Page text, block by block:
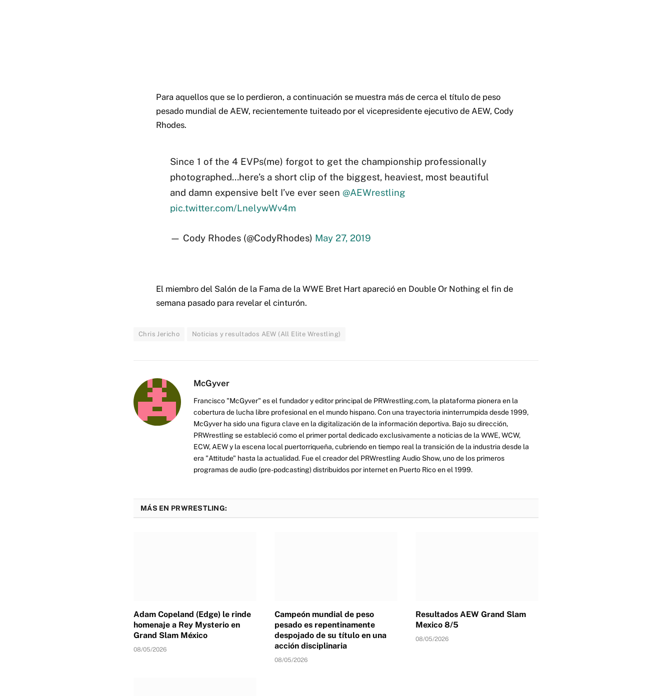
Para aquellos que se lo perdieron, a continuación se muestra más de cerca el título de peso
pesado mundial de AEW, recientemente tuiteado por el vicepresidente ejecutivo de AEW, Cody
Rhodes.
Since 1 of the 4 EVPs(me) forgot to get the championship professionally
photographed…here’s a short clip of the biggest, heaviest, most beautiful
and damn expensive belt I’ve ever seen @AEWrestling
pic.twitter.com/LnelywWv4m
— Cody Rhodes (@CodyRhodes) May 27, 2019
El miembro del Salón de la Fama de la WWE Bret Hart apareció en Double Or Nothing el fin de
semana pasado para revelar el cinturón.
Chris Jericho Noticias y resultados AEW (All Elite Wrestling)
McGyver
Francisco "McGyver" es el fundador y editor principal de PRWrestling.com, la plataforma pionera en la
cobertura de lucha libre profesional en el mundo hispano. Con una trayectoria ininterrumpida desde 1999,
McGyver ha sido una figura clave en la digitalización de la información deportiva. Bajo su dirección,
PRWrestling se estableció como el primer portal dedicado exclusivamente a noticias de la WWE, WCW,
ECW, AEW y la escena local puertorriqueña, cubriendo en tiempo real la transición de la industria desde la
era "Attitude" hasta la actualidad. Fue el creador del PRWrestling Audio Show, uno de los primeros
programas de audio (pre-podcasting) distribuidos por internet en Puerto Rico en el 1999.
MÁS EN PRWRESTLING:
Adam Copeland (Edge) le rinde
homenaje a Rey Mysterio en
Grand Slam México
08/05/2026
Campeón mundial de peso
pesado es repentinamente
despojado de su título en una
acción disciplinaria
08/05/2026
Resultados AEW Grand Slam
Mexico 8/5
08/05/2026